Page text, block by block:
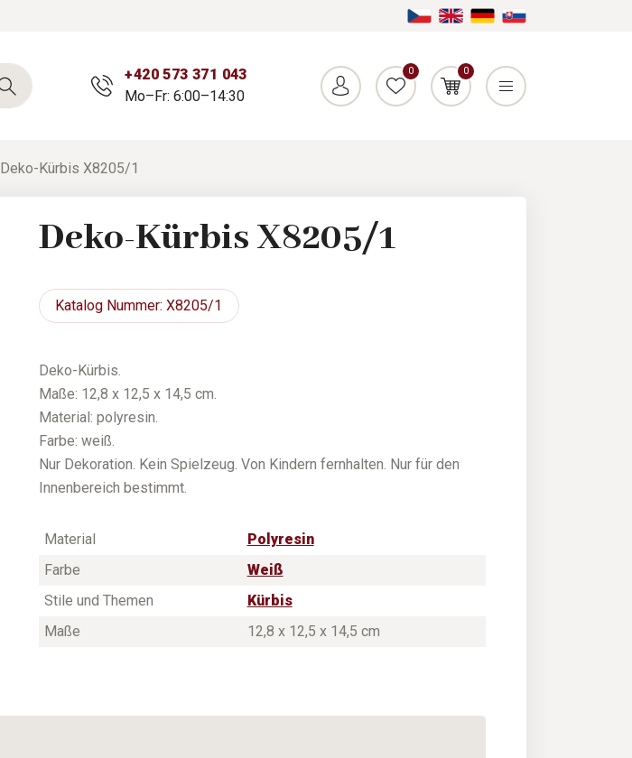
+420 573 371 043
Mo–Fr: 6:00–14:30
0 0
Deko-Kürbis X8205/1
Deko-Kürbis X8205/1
Katalog Nummer: X8205/1
Deko-Kürbis.
Maße: 12,8 x 12,5 x 14,5 cm.
Material: polyresin.
Farbe: weiß.
Nur Dekoration. Kein Spielzeug. Von Kindern fernhalten. Nur für den
Innenbereich bestimmt.
Material
Polyresin
Farbe
Weiß
Stile und Themen
Kürbis
Maße
12,8 x 12,5 x 14,5 cm